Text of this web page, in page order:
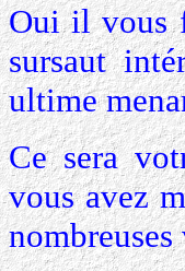
Oui il vous
sursaut
ultime
Ce sera
vous avez
nombreuses